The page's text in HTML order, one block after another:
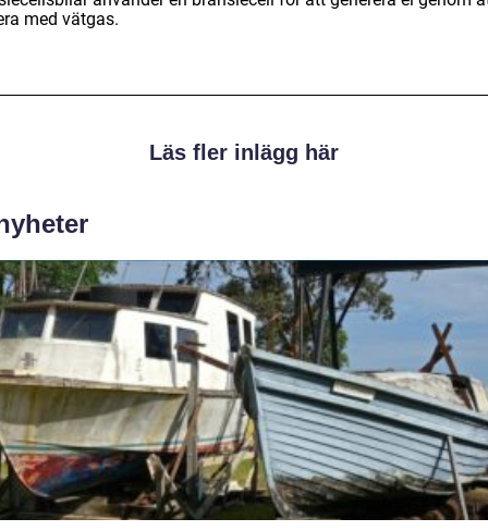
med vätgas.
Läs fler inlägg här